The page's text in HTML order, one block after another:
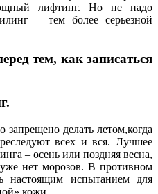
лифтинг. Но не надо
– тем более серьезной
тем, как записаться
делать летом,когда
всех и вся. Лучшее
– осень или поздняя весна,
нет морозов. В противном
настоящим испытанием для
кожи.